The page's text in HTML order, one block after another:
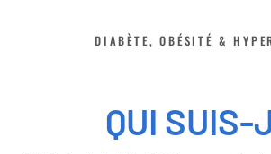
DIABÈTE, OBÉSITÉ &
QUI SUIS-